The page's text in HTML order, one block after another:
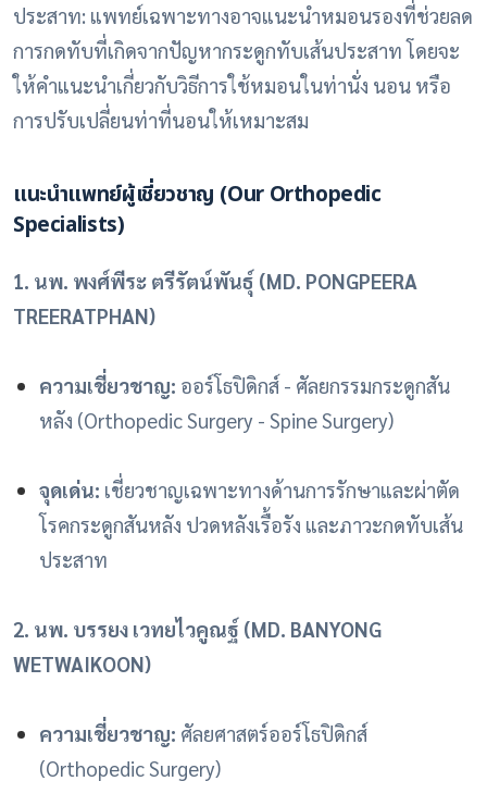
ประสาท: แพทย์เฉพาะทางอาจแนะนำหมอนรองที่ช่วยลด
การกดทับที่เกิดจากปัญหากระดูกทับเส้นประสาท โดยจะ
ให้คำแนะนำเกี่ยวกับวิธีการใช้หมอนในท่านั่ง นอน หรือ
การปรับเปลี่ยนท่าที่นอนให้เหมาะสม
แนะนำแพทย์ผู้เชี่ยวชาญ (Our Orthopedic
Specialists)
1. นพ. พงศ์พีระ ตรีรัตน์พันธุ์ (MD. PONGPEERA
TREERATPHAN)
ความเชี่ยวชาญ: ออร์โธปิดิกส์ - ศัลยกรรมกระดูกสัน
หลัง (Orthopedic Surgery - Spine Surgery)
จุดเด่น: เชี่ยวชาญเฉพาะทางด้านการรักษาและผ่าตัด
โรคกระดูกสันหลัง ปวดหลังเรื้อรัง และภาวะกดทับเส้น
ประสาท
2. นพ. บรรยง เวทยไวคูณฐ์ (MD. BANYONG
WETWAIKOON)
ความเชี่ยวชาญ: ศัลยศาสตร์ออร์โธปิดิกส์
(Orthopedic Surgery)